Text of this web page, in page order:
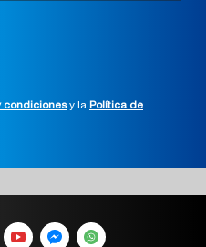
condicionesy la Política de